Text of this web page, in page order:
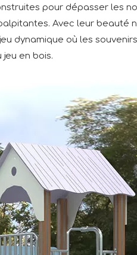
pour dépasser les
Avec leur beauté
dynamique où les
en bois.